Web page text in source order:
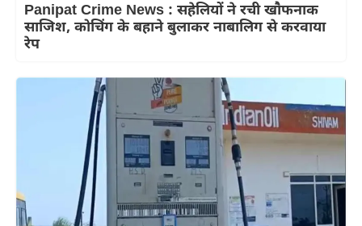
Panipat Crime News : सहेलियों ने रची खौफनाक
साजिश, कोचिंग के बहाने बुलाकर नाबालिग से करवाया
रेप